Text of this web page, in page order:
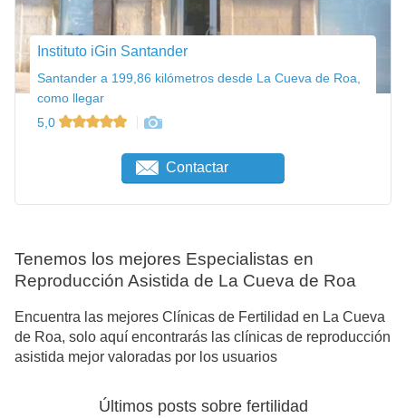
Instituto iGin Santander
Santander a 199,86 kilómetros desde La Cueva de Roa,
como llegar
5,0
Contactar
Tenemos los mejores Especialistas en
Reproducción Asistida de La Cueva de Roa
Encuentra las mejores Clínicas de Fertilidad en La Cueva
de Roa, solo aquí encontrarás las clínicas de reproducción
asistida mejor valoradas por los usuarios
Últimos posts sobre fertilidad